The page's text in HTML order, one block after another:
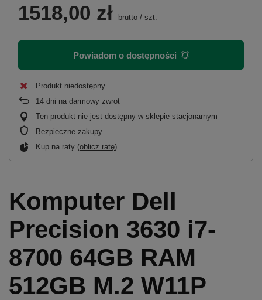
1518,00 zł brutto / szt.
Powiadom o dostępności
Produkt niedostępny
14 dni na darmowy zwrot
Ten produkt nie jest dostępny w sklepie stacjonarnym
Bezpieczne zakupy
Kup na raty (oblicz ratę)
Komputer Dell
Precision 3630 i7-
8700 64GB RAM
512GB M.2 W11P